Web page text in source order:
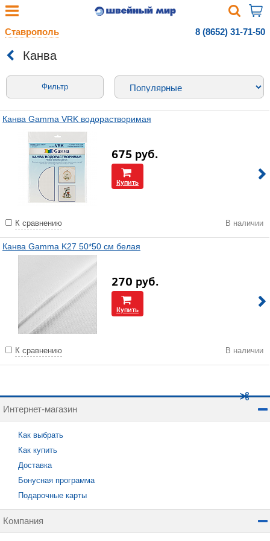
Ставрополь 8 (8652) 31-71-50
Канва
Фильтр
Канва Gamma VRK водорастворимая
675 руб.
Купить
К сравнению В наличии
Канва Gamma K27 50*50 см белая
270 руб.
Купить
К сравнению В наличии
Интернет-магазин
Как выбрать
Как купить
Доставка
Бонусная программа
Подарочные карты
Компания